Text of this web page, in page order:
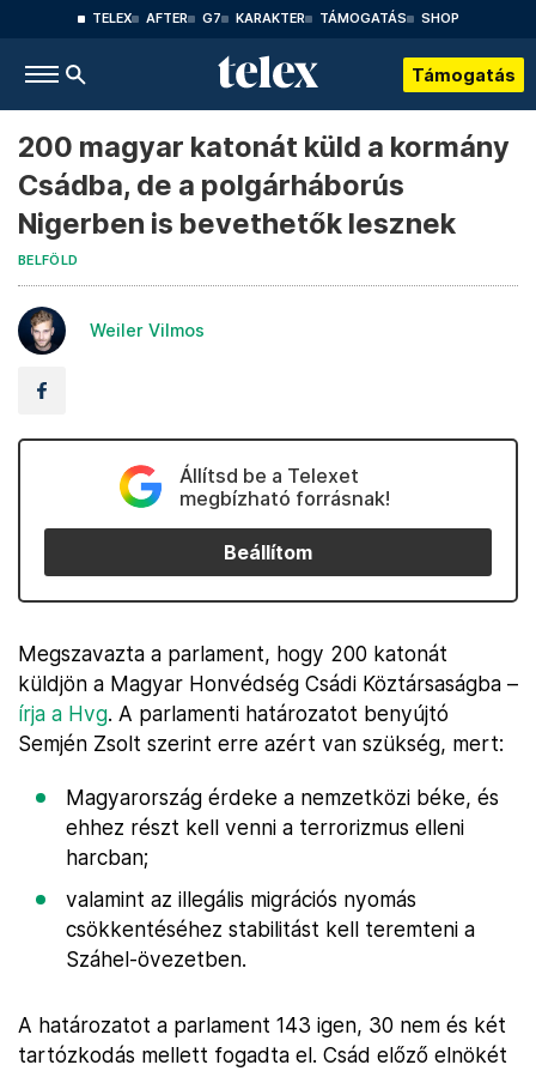
TELEX AFTER G7 KARAKTER TÁMOGATÁS SHOP
Támogatás
200 magyar katonát küld a kormány
Csádba, de a polgárháborús
Nigerben is bevethetők lesznek
BELFÖLD
Weiler Vilmos
Állítsd be a Telexet
megbízható forrásnak!
Beállítom
Megszavazta a parlament, hogy 200 katonát
küldjön a Magyar Honvédség Csádi Köztársaságba –
írja a Hvg. A parlamenti határozatot benyújtó
Semjén Zsolt szerint erre azért van szükség, mert:
Magyarország érdeke a nemzetközi béke, és
ehhez részt kell venni a terrorizmus elleni
harcban;
valamint az illegális migrációs nyomás
csökkentéséhez stabilitást kell teremteni a
Száhel-övezetben.
A határozatot a parlament 143 igen, 30 nem és két
tartózkodás mellett fogadta el. Csád előző elnökét